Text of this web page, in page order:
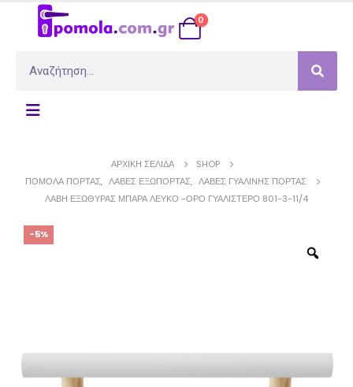
0
ΑΡΧΙΚΉ ΣΕΛΊΔΑ
SHOP
ΠΌΜΟΛΑ ΠΌΡΤΑΣ, ΛΑΒΈΣ ΕΞΏΠΟΡΤΑΣ, ΛΑΒΈΣ ΓΥΑΛΙΝΉΣ ΠΌΡΤΑΣ
ΛΑΒΉ ΕΞΏΘΥΡΑΣ ΜΠΆΡΑ ΛΕΥΚΌ -ΌΡΟ ΓΥΑΛΙΣΤΕΡΌ 801-3-11/4
-5%